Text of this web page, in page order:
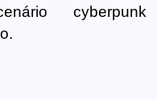
cyberpunk